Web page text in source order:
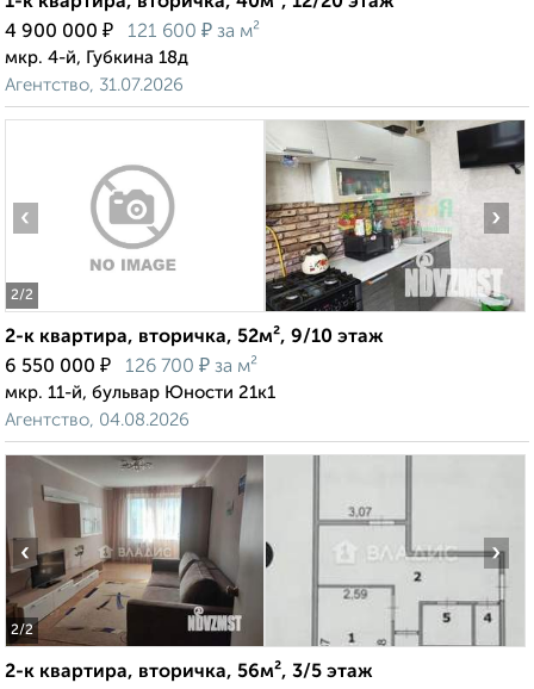
4 900 000 ₽ 121 600 ₽ за м²
мкр. 4-й, Губкина 18д
Агентство, 31.07.2026
2/2
‹ ›
2-к квартира, вторичка, 52м², 9/10 этаж
6 550 000 ₽ 126 700 ₽ за м²
мкр. 11-й, бульвар Юности 21к1
Агентство, 04.08.2026
2/2
‹ ›
2-к квартира, вторичка, 56м², 3/5 этаж